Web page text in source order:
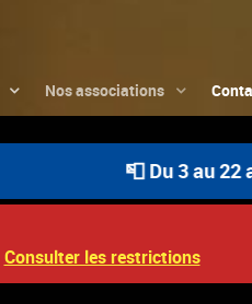
Nos associations
📮 Du 3 au 22 août
Consulter les restrictions